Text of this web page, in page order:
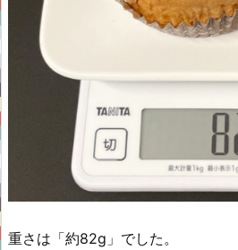
重さは「約82g」でした。